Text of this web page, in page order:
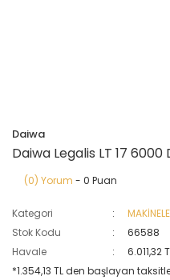
Daiwa
Daiwa Legalis LT 17
(0) Yorum - 0 Puan
Kategori
Stok Kodu
66588
Havale
*1.354,13 TL den başlayan